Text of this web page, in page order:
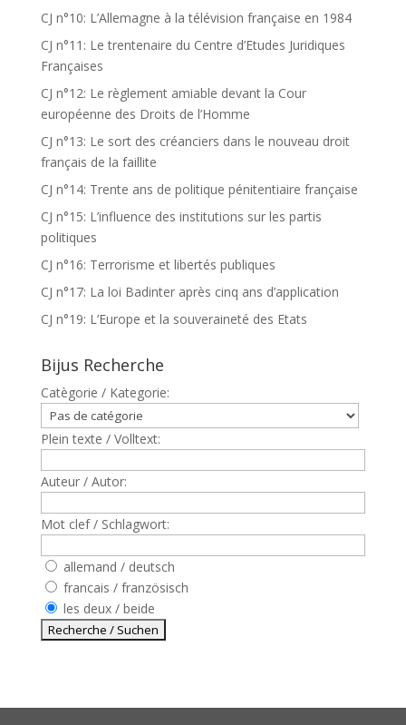
CJ n°10: L’Allemagne à la télévision française en 1984
CJ n°11: Le trentenaire du Centre d’Etudes Juridiques
Françaises
CJ n°12: Le règlement amiable devant la Cour
européenne des Droits de l’Homme
CJ n°13: Le sort des créanciers dans le nouveau droit
français de la faillite
CJ n°14: Trente ans de politique pénitentiaire française
CJ n°15: L’influence des institutions sur les partis
politiques
CJ n°16: Terrorisme et libertés publiques
CJ n°17: La loi Badinter après cinq ans d’application
CJ n°19: L’Europe et la souveraineté des Etats
Bijus Recherche
Catègorie / Kategorie:
Plein texte / Volltext:
Auteur / Autor:
Mot clef / Schlagwort:
allemand / deutsch
francais / französisch
les deux / beide